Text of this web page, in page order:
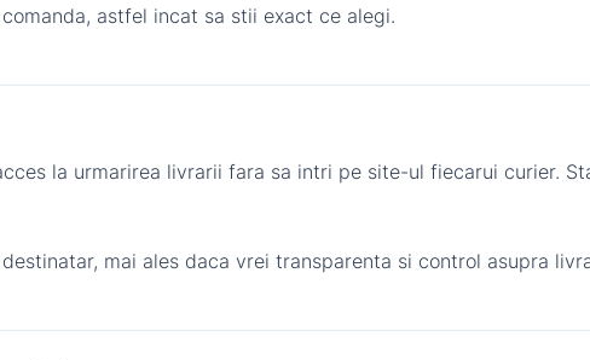
astfel incat sa stii exact ce alegi.
la urmarirea livrarii fara sa intri pe site-ul fiecarui curier.
mai ales daca vrei transparenta si control asupra